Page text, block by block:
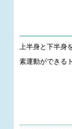
上半身と下半身
素運動ができる